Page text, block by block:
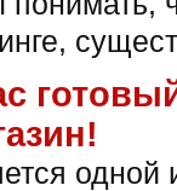
одной